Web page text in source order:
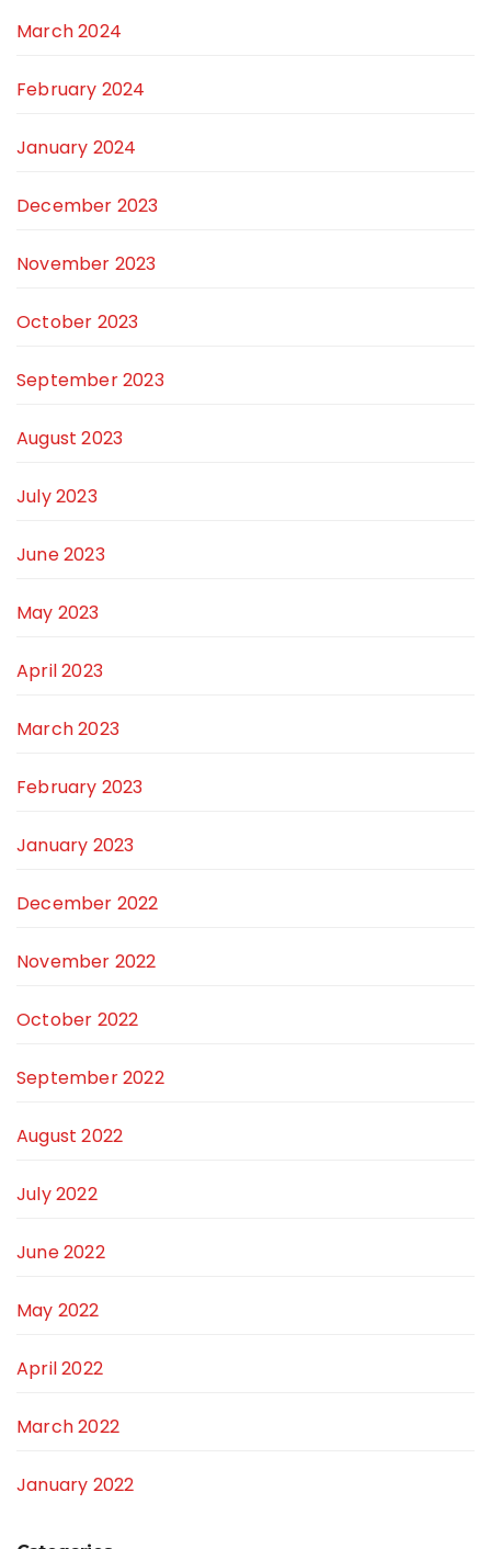
March 2024
February 2024
January 2024
December 2023
November 2023
October 2023
September 2023
August 2023
July 2023
June 2023
May 2023
April 2023
March 2023
February 2023
January 2023
December 2022
November 2022
October 2022
September 2022
August 2022
July 2022
June 2022
May 2022
April 2022
March 2022
January 2022